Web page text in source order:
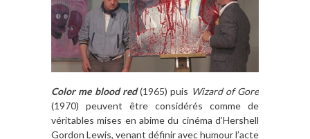
Color me blood red(1965) puis Wizard of Gore
(1970) peuvent être considérés comme de
véritables mises en abime du cinéma d’Hershell
Gordon Lewis, venant définir avec humour l’acte